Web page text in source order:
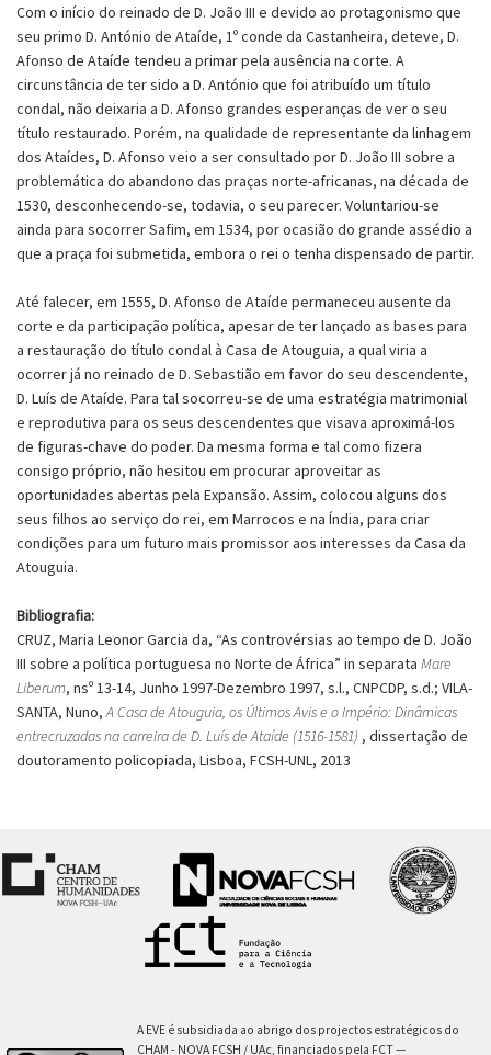
Com o início do reinado de D. João III e devido ao protagonismo que
seu primo D. António de Ataíde, 1º conde da Castanheira, deteve, D.
Afonso de Ataíde tendeu a primar pela ausência na corte. A
circunstância de ter sido a D. António que foi atribuído um título
condal, não deixaria a D. Afonso grandes esperanças de ver o seu
título restaurado. Porém, na qualidade de representante da linhagem
dos Ataídes, D. Afonso veio a ser consultado por D. João III sobre a
problemática do abandono das praças norte-africanas, na década de
1530, desconhecendo-se, todavia, o seu parecer. Voluntariou-se
ainda para socorrer Safim, em 1534, por ocasião do grande assédio a
que a praça foi submetida, embora o rei o tenha dispensado de partir.
Até falecer, em 1555, D. Afonso de Ataíde permaneceu ausente da
corte e da participação política, apesar de ter lançado as bases para
a restauração do título condal à Casa de Atouguia, a qual viria a
ocorrer já no reinado de D. Sebastião em favor do seu descendente,
D. Luís de Ataíde. Para tal socorreu-se de uma estratégia matrimonial
e reprodutiva para os seus descendentes que visava aproximá-los
de figuras-chave do poder. Da mesma forma e tal como fizera
consigo próprio, não hesitou em procurar aproveitar as
oportunidades abertas pela Expansão. Assim, colocou alguns dos
seus filhos ao serviço do rei, em Marrocos e na Índia, para criar
condições para um futuro mais promissor aos interesses da Casa da
Atouguia.
Bibliografia:
CRUZ, Maria Leonor Garcia da, “As controvérsias ao tempo de D. João
III sobre a política portuguesa no Norte de África” in separata Mare
Liberum, nsº 13-14, Junho 1997-Dezembro 1997, s.l., CNPCDP, s.d.; VILA-
SANTA, Nuno, A Casa de Atouguia, os Últimos Avis e o Império: Dinâmicas
entrecruzadas na carreira de D. Luís de Ataíde (1516-1581) , dissertação de
doutoramento policopiada, Lisboa, FCSH-UNL, 2013
A EVE é subsidiada ao abrigo dos projectos estratégicos do
CHAM - NOVA FCSH / UAc, financiados pela FCT —